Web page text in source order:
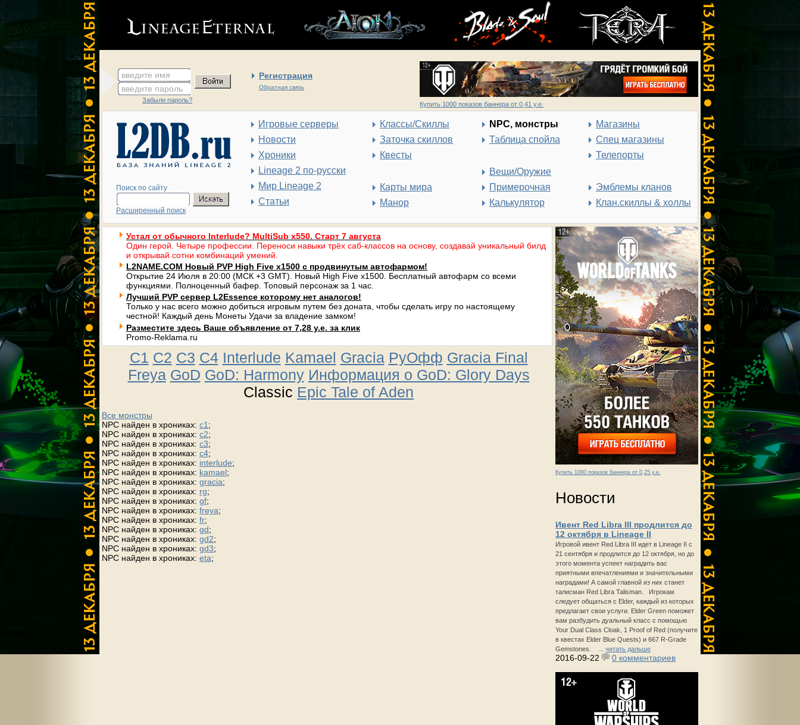
введите имя Регистрация
Обратная связь
введите пароль
Забыли пароль?
Купить 1000 показов баннера от 0,41 у.е.
Поиск по сайту
Расширенный поиск
Игровые серверы
Новости
Хроники
Lineage 2 по-русски
Мир Lineage 2
Статьи
Классы/Скиллы
Заточка скиллов
Квесты
Карты мира
Манор
NPC, монстры
Таблица спойла
Вещи/Оружие
Примерочная
Калькулятор
Магазины
Спец магазины
Телепорты
Эмблемы кланов
Клан.скиллы & холлы
Купить 1000 показов баннера от 0,25 у.е.
Новости
Ивент Red Libra III продлится до
12 октября в Lineage II
Игровой ивент Red Libra III идет в Lineage II с
21 сентября и продлится до 12 октября, но до
этого момента успеет наградить вас
приятными впечатлениями и значительными
наградами! А самой главной из них станет
талисман Red Libra Talisman. Игрокам
следует общаться с Elder, каждый из которых
предлагает свои услуги. Elder Green поможет
вам разбудить дуальный класс с помощью
Your Dual Class Cloak, 1 Proof of Red (получите
в квестах Elder Blue Quests) и 667 R-Grade
Gemstones. ... читать дальше
2016-09-22 0 комментариев
Устал от обычного Interlude? MultiSub x550. Старт 7 августа
Один герой. Четыре профессии. Переноси навыки трёх саб-классов на основу, создавай уникальный билд
и открывай сотни комбинаций умений.
L2NAME.COM Новый PVP High Five x1500 с продвинутым автофармом!
Открытие 24 Июля в 20:00 (МСК +3 GMT). Новый High Five x1500. Бесплатный автофарм со всеми
функциями. Полноценный бафер. Топовый персонаж за 1 час.
Лучший PVP сервер L2Essence которому нет аналогов!
Только у нас всего можно добиться игровым путем без доната, чтобы сделать игру по настоящему
честной! Каждый день Монеты Удачи за владение замком!
Разместите здесь Ваше объявление от 7,28 у.е. за клик
Promo-Reklama.ru
C1 C2 C3 C4 Interlude Kamael Gracia РуОфф Gracia Final
Freya GoD GoD: Harmony Информация о GoD: Glory Days
Classic Epic Tale of Aden
Все монстры
NPC найден в хрониках: c1 ;
NPC найден в хрониках: c2;
NPC найден в хрониках: c3;
NPC найден в хрониках: c4;
NPC найден в хрониках: interlude;
NPC найден в хрониках: kamael;
NPC найден в хрониках: gracia;
NPC найден в хрониках: rg;
NPC найден в хрониках: gf;
NPC найден в хрониках: freya;
NPC найден в хрониках: fr;
NPC найден в хрониках: gd;
NPC найден в хрониках: gd2;
NPC найден в хрониках: gd3;
NPC найден в хрониках: eta;